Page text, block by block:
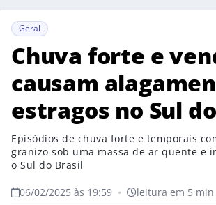
Geral
Chuva forte e
causam
estragos no Sul
Episódios de chuva forte e temporais
granizo sob uma massa de ar quente e
o Sul do Brasil
06/02/2025 às 19:59 • leitura em 5 min